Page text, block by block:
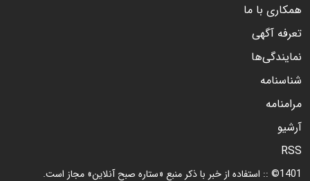
همکاری با ما
تعرفه آگهی
نمایندگی‌ها
شناسنامه
مرامنامه
آرشیو
RSS
1401© :: استفاده از خبر با ذکر منبع «ستاره صبح آنلاین» مجاز است.